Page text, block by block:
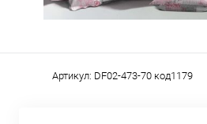
Артикул: DF02-473-70 код1179